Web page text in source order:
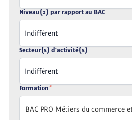
Niveau(x) par rapport au BAC
Indifférent
Secteur(s) d'activité(s)
Indifférent
Formation*